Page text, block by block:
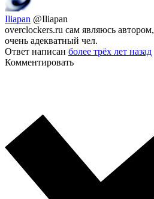
Iliapan @Iliapan
overclockers.ru сам являюсь
очень адекватный чел.
Ответ написан более трёх лет назад
Комментировать